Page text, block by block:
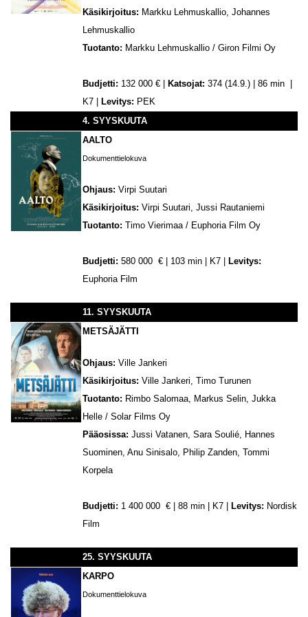
Käsikirjoitus: Markku Lehmuskallio, Johannes
Lehmuskallio
Tuotanto: Markku Lehmuskallio / Giron Filmi Oy
Budjetti: 132 000 € | Katsojat: 374 (14.9.) | 86 min |
K7 |
Levitys: PEK
4. SYYSKUUTA
AALTO
Dokumenttielokuva
Ohjaus: Virpi Suutari
Käsikirjoitus: Virpi Suutari, Jussi Rautaniemi
Tuotanto: Timo Vierimaa / Euphoria Film Oy
Budjetti: 580 000 € | 103 min | K7 |
Levitys:
Euphoria Film
11. SYYSKUUTA
METSÄJÄTTI
Ohjaus: Ville Jankeri
Käsikirjoitus: Ville Jankeri, Timo Turunen
Tuotanto: Rimbo Salomaa, Markus Selin, Jukka
Helle / Solar Films Oy
Pääosissa: Jussi Vatanen, Sara Soulié, Hannes
Suominen, Anu Sinisalo, Philip Zanden, Tommi
Korpela
Budjetti: 1 400 000 € | 88 min | K7 | Levitys: Nordisk
Film
25. SYYSKUUTA
KARPO
Dokumenttielokuva